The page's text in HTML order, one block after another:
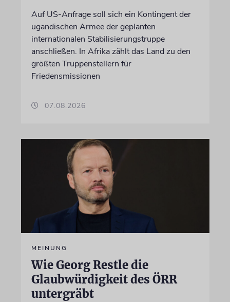
Auf US-Anfrage soll sich ein Kontingent der
ugandischen Armee der geplanten
internationalen Stabilisierungstruppe
anschließen. In Afrika zählt das Land zu den
größten Truppenstellern für
Friedensmissionen
07.08.2026
MEINUNG
Wie Georg Restle die
Glaubwürdigkeit des ÖRR
untergräbt